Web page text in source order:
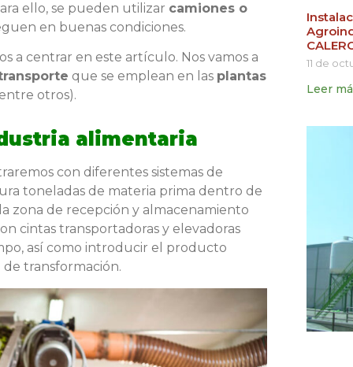
ello, se pueden utilizar camiones o
en buenas condiciones.
a centrar en este artículo. Nos vamos a
que se emplean en las plantas
otros).
alimentaria
con diferentes sistemas de
toneladas de materia prima dentro de
zona de recepción y almacenamiento
cintas transportadoras y elevadoras
así como introducir el producto
transformación.
11 de
Leer